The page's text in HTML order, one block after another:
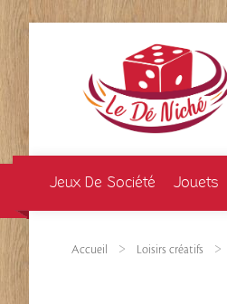
Jeux De Société Jouets
Accueil Loisirs créatifs